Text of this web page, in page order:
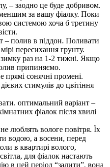
– заодно це буде добривом.
за вашу фіалку. Поки
системою хоча б третину
– полив в піддон. Поливати
пересихання грунту.
раз на 1-2 тижні. Якщо
припиняємо.
прямі сонячні промені.
стимулів до цвітіння
оптимальний варіант –
фіалок після хвилі
люблять вологе повітря. Їх
водою, а восени, перед
в квартирі волого,
для фіалок настають
в цей період “залити”, вона